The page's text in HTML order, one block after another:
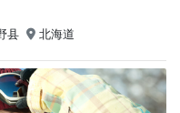
县 北海道